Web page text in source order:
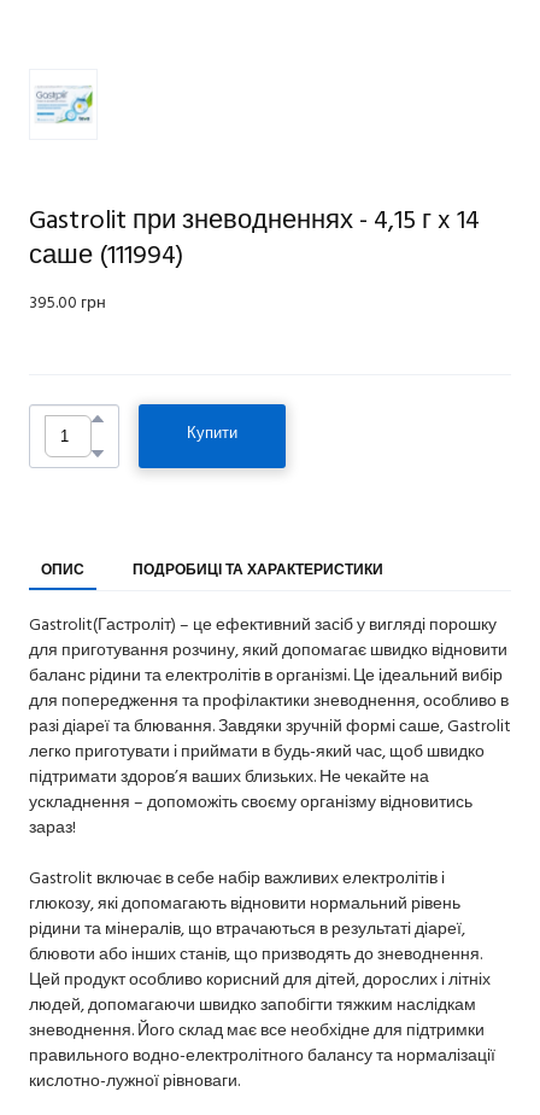
Gastrolit при зневодненнях - 4,15 г x 14
саше (111994)
395.00 грн
Купити
ОПИС ПОДРОБИЦІ ТА ХАРАКТЕРИСТИКИ
Gastrolit(Гастроліт) – це ефективний засіб у вигляді порошку
для приготування розчину, який допомагає швидко відновити
баланс рідини та електролітів в організмі. Це ідеальний вибір
для попередження та профілактики зневоднення, особливо в
разі діареї та блювання. Завдяки зручній формі саше, Gastrolit
легко приготувати і приймати в будь-який час, щоб швидко
підтримати здоров’я ваших близьких. Не чекайте на
ускладнення – допоможіть своєму організму відновитись
зараз!
Gastrolit включає в себе набір важливих електролітів і
глюкозу, які допомагають відновити нормальний рівень
рідини та мінералів, що втрачаються в результаті діареї,
блювоти або інших станів, що призводять до зневоднення.
Цей продукт особливо корисний для дітей, дорослих і літніх
людей, допомагаючи швидко запобігти тяжким наслідкам
зневоднення. Його склад має все необхідне для підтримки
правильного водно-електролітного балансу та нормалізації
кислотно-лужної рівноваги.